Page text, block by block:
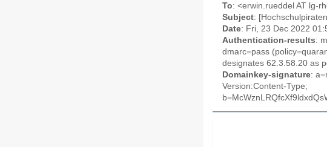
To: <erwin.rueddel AT lg-
Subject:
Date: Fri, 23 Dec 2022
Authentication-results:
dmarc=pass
designates 62.3.58.20 as
Domainkey-signature:
Version:Content-Type;